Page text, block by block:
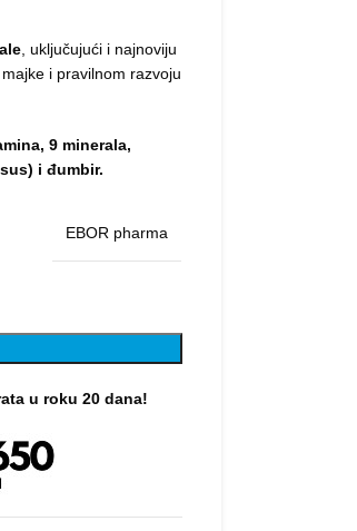
, uključujući i najnoviju
i pravilnom razvoju
9 minerala,
i đumbir.
EBOR pharma
u roku 20 dana!